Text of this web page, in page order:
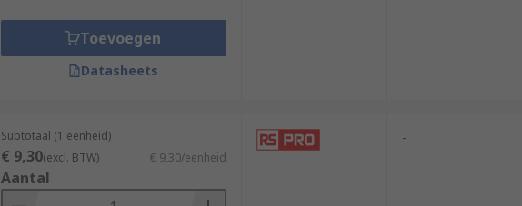
Toevoegen
Datasheets
Subtotaal (1 eenheid)
€ 9,30(excl. BTW) € 9,30/eenheid
Aantal
-